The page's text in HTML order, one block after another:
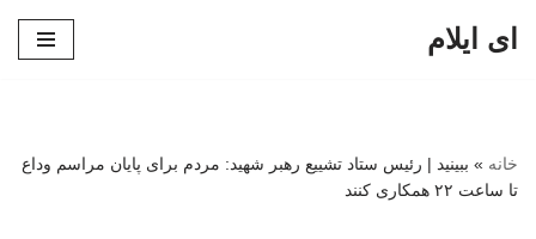
ای ایلام
خانه » ببینید | رئیس ستاد تشییع رهبر شهید: مردم برای پایان مراسم وداع
تا ساعت ۲۲ همکاری کنند